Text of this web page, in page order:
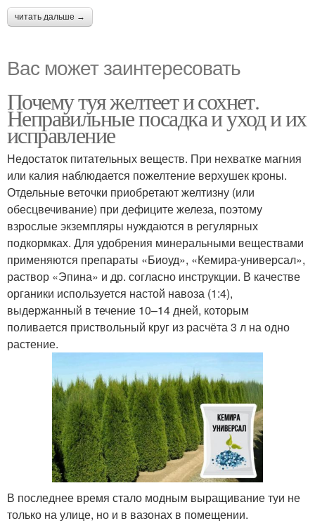
читать дальше →
Вас может заинтересовать
Почему туя желтеет и сохнет.
Неправильные посадка и уход и их
исправление
Недостаток питательных веществ. При нехватке магния
или калия наблюдается пожелтение верхушек кроны.
Отдельные веточки приобретают желтизну (или
обесцвечивание) при дефиците железа, поэтому
взрослые экземпляры нуждаются в регулярных
подкормках. Для удобрения минеральными веществами
применяются препараты «Биоуд», «Кемира-универсал»,
раствор «Эпина» и др. согласно инструкции. В качестве
органики используется настой навоза (1:4),
выдержанный в течение 10–14 дней, которым
поливается приствольный круг из расчёта 3 л на одно
растение.
В последнее время стало модным выращивание туи не
только на улице, но и в вазонах в помещении.